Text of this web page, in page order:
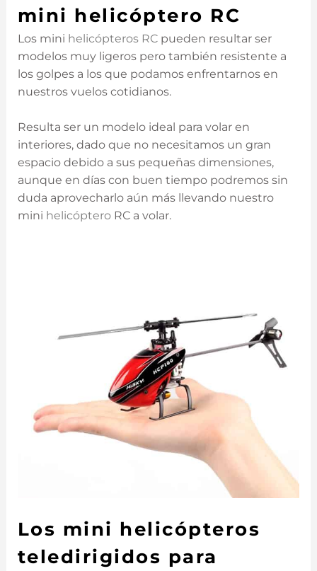
mini helicóptero RC
Los mini helicópteros RCpueden resultar ser
modelos muy ligeros pero también resistente a
los golpes a los que podamos enfrentarnos en
nuestros vuelos cotidianos.
Resulta ser un modelo ideal para volar en
interiores, dado que no necesitamos un gran
espacio debido a sus pequeñas dimensiones,
aunque en días con buen tiempo podremos sin
duda aprovecharlo aún más llevando nuestro
mini helicópteroRC a volar.
Los mini helicópteros
teledirigidos para